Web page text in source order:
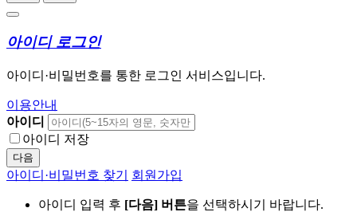
아이디 로그인
아이디·비밀번호를 통한 로그인 서비스입니다.
이용안내
아이디
아이디 저장
다음
아이디·비밀번호 찾기 회원가입
아이디 입력 후 [다음] 버튼을 선택하시기 바랍니다.